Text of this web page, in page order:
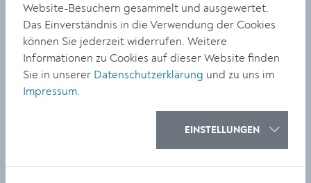
Sommermonate für Krems-Aufenthalt besonders beliebt
„Der Tourismus ist trotz niederösterreichweiter
Hochwasserkrise im September nicht nur stabil
geblieben, sondern gegenüber 2023 weitergewachsen.
Am stärksten waren wieder die Sommermonate Juli und
August, die auch überdurchschnittlich um 9,5 bzw. 15
Prozent zugelegt haben“, verdeutlicht Doris Denk,
Bereichsleiterin für Bildung, Kultur und Tourismus am
Magistrat Krems. Elisabeth Winkler vom Stadtmarketing
Website-Besuchern gesammelt und ausgewertet.
Das Einverständnis in die Verwendung der Cookies
können Sie jederzeit widerrufen. Weitere
Informationen zu Cookies auf dieser Website finden
Sie in unserer Datenschutzerklärung und zu uns im
Impressum.
EINSTELLUNGEN